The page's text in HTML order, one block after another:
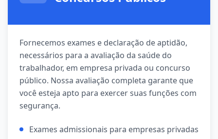
Fornecemos exames e declaração de aptidão,
necessários para a avaliação da saúde do
trabalhador, em empresa privada ou concurso
público. Nossa avaliação completa garante que
você esteja apto para exercer suas funções com
segurança.
Exames admissionais para empresas privadas